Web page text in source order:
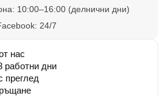
10:00–16:00 (делнични дни)
24/7
нас
работни дни
преглед